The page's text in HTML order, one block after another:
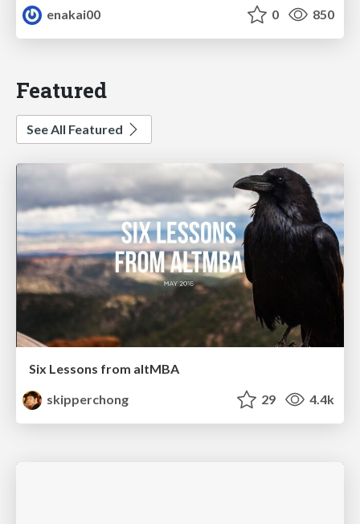
enakai00
0 850
Featured
See All Featured
Six Lessons from altMBA
skipperchong
29 4.4k